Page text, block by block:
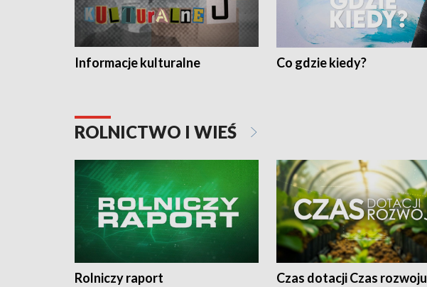
Informacje kulturalne Co gdzie kiedy?
ROLNICTWO I WIEŚ
Rolniczy raport Czas dotacji Czas rozwoju